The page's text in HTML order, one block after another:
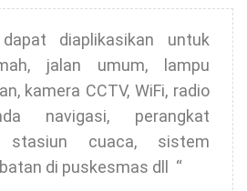
diaplikasikan untuk
jalan umum, lampu
kamera CCTV, WiFi, radio
navigasi, perangkat
stasiun cuaca, sistem
di puskesmas dll “